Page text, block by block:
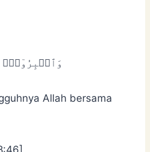
وَٱصۡبِرُوٓاْۚ
Allah bersama